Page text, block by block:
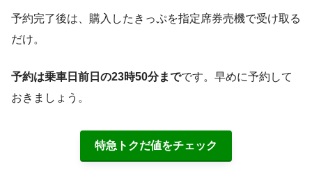
予約完了後は、購入したきっぷを指定席券売機で受け取る
だけ。
予約は乗車日前日の23時50分までです。早めに予約して
おきましょう。
特急トクだ値をチェック